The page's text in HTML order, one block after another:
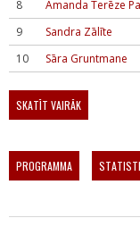
8
Amanda Terēze
9
Sandra Zālīte
10
Sāra Gruntmane
SKATĪT VAIRĀK
PROGRAMMA